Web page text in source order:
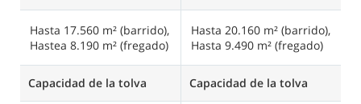
Hasta 17.560 m² (barrido),
Hastea 8.190 m² (fregado)
Capacidad de la tolva
Hasta 20.160 m² (barrido),
Hasta 9.490 m² (fregado)
Capacidad de la tolva